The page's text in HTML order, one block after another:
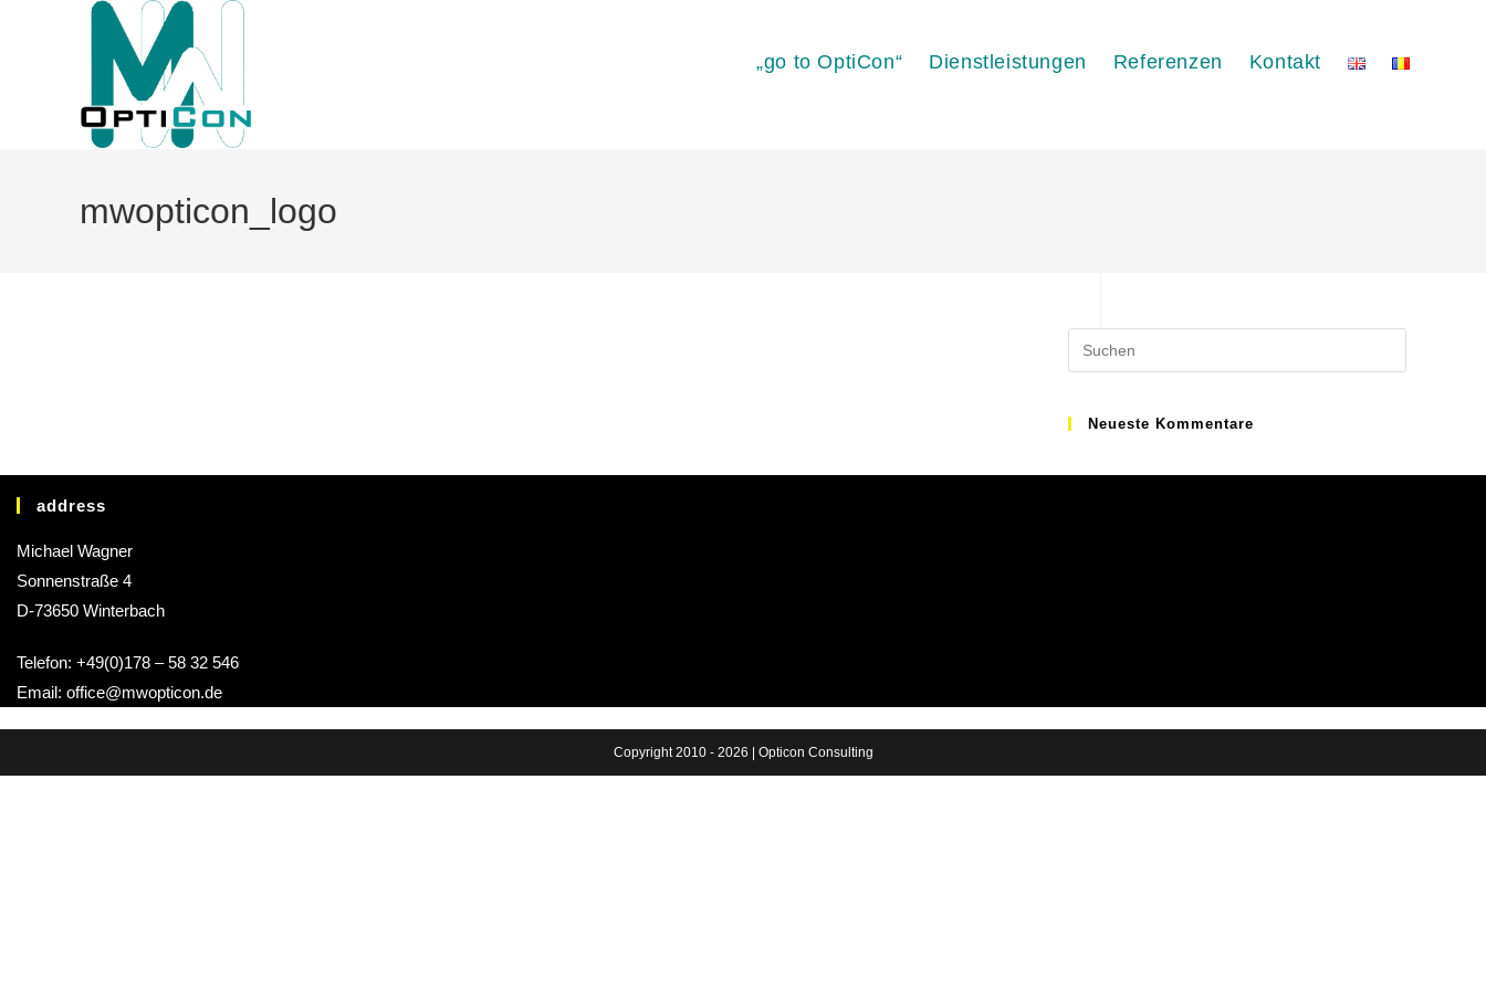
„go to OptiCon“ Dienstleistungen Referenzen Kontakt
mwopticon_logo
Neueste Kommentare
address
Michael Wagner
Sonnenstraße 4
D-73650 Winterbach
Telefon: +49(0)178 – 58 32 546
Email: office@mwopticon.de
Copyright 2010 - 2026 | Opticon Consulting